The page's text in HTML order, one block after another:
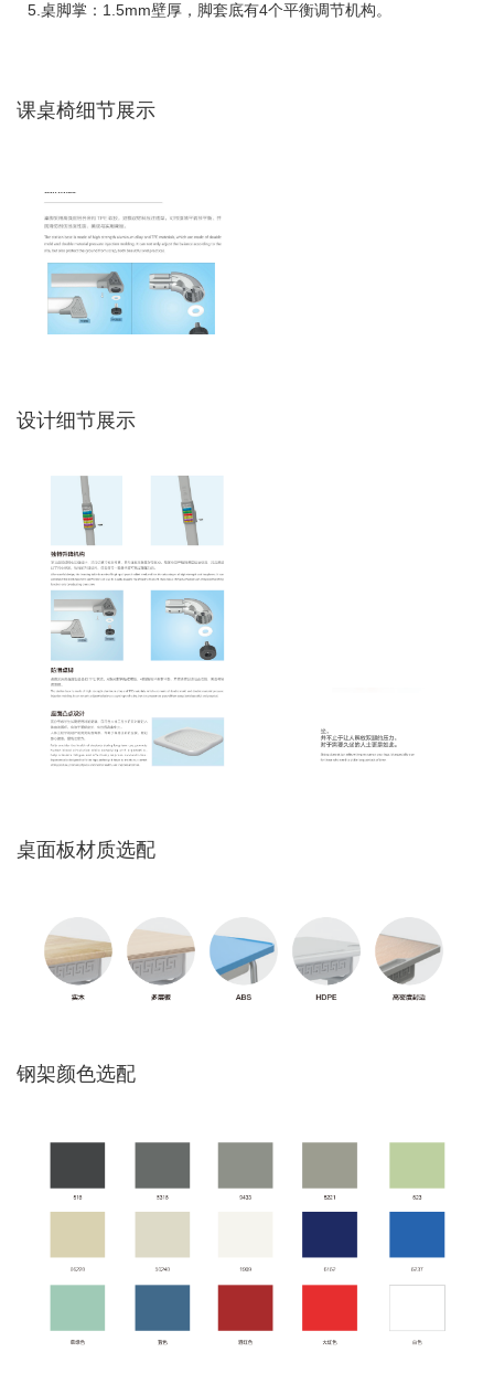
5.桌脚掌：1.5mm壁厚，脚套底有4个平衡调节机构。
课桌椅细节展示
设计细节展示
桌面板材质选配
钢架颜色选配